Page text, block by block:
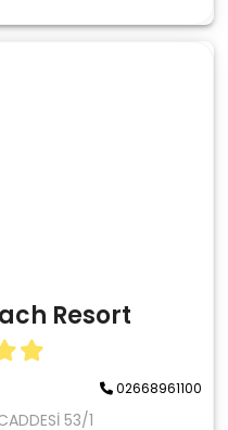
Resort
02668961100
53/1